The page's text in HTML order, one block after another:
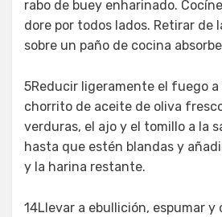
rabo de buey enharinado.
dore por todos lados. Retirar de
sobre un paño de cocina
5Reducir ligeramente el fuego
chorrito de aceite de oliva
verduras, el ajo y el tomillo a la
hasta que estén blandas y
y la harina restante.
14Llevar a ebullición, espumar